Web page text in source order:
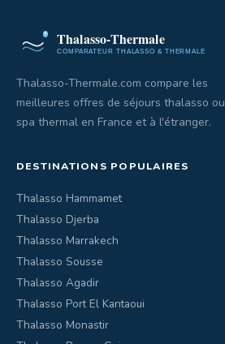
Thalasso-Thermale.com compare les
meilleures offres de séjours thalasso ou
spa thermal en France et à l'étranger.
DESTINATIONS POPULAIRES
Thalasso Hammamet
Thalasso Djerba
Thalasso Marrakech
Thalasso Sousse
Thalasso Agadir
Thalasso Port El Kantaoui
Thalasso Monastir